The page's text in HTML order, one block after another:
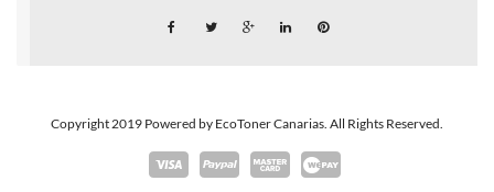
Copyright 2019 Powered by EcoToner Canarias. All Rights Reserved.